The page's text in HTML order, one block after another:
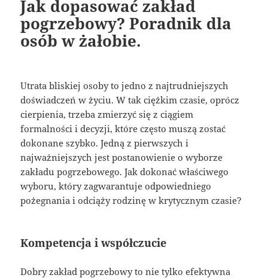
Jak dopasować zakład
pogrzebowy? Poradnik dla
osób w żałobie.
Utrata bliskiej osoby to jedno z najtrudniejszych
doświadczeń w życiu. W tak ciężkim czasie, oprócz
cierpienia, trzeba zmierzyć się z ciągiem
formalności i decyzji, które często muszą zostać
dokonane szybko. Jedną z pierwszych i
najważniejszych jest postanowienie o wyborze
zakładu pogrzebowego. Jak dokonać właściwego
wyboru, który zagwarantuje odpowiedniego
pożegnania i odciąży rodzinę w krytycznym czasie?
Kompetencja i współczucie
Dobry zakład pogrzebowy to nie tylko efektywna